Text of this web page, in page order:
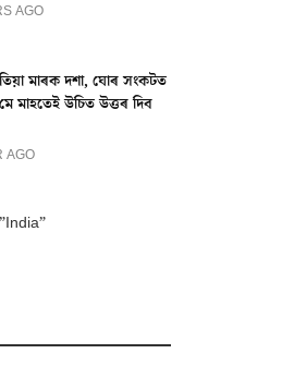
AGO
মাৰক দশা, ঘোৰ সংকটত
মে মাহতেই উচিত উত্তৰ দিব
AGO